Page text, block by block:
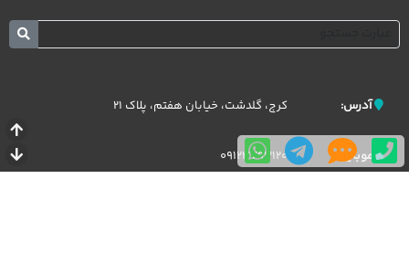
آدرس: کرج، گلدشت، خیابان هفتم، پلاک 21
موبایل: 09123793120